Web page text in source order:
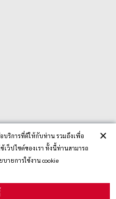
บริการที่ดีให้กับท่าน รวมถึงเพื่อ
ว็ปไซต์ของเรา ทั้งนี้ท่านสามารถ
ายการใช้งาน cookie
×